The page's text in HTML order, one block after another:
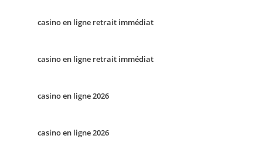
casino en ligne retrait immédiat
casino en ligne retrait immédiat
casino en ligne 2026
casino en ligne 2026